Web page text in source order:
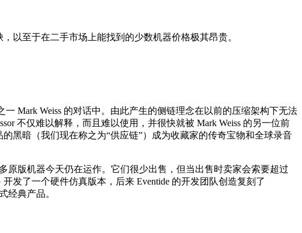
以至于在二手市场上能找到的少数机器价格极其昂贵。
一 Mark Weiss 的对话中。由此产生的侧链理念在以前的压缩架构下无法
不仅难以解释，而且难以使用，并很快就被 Mark Weiss 的另一位前
黑暗（我们现在称之为“供应链”）成为收藏家的传奇宝物和全球录音
原版机器今天仍在运作。它们很少出售，但当出售时卖家会索要超过
发了一个硬件仿真版本，后来 Eventide 的开发团队创造复刻了
经典产品。